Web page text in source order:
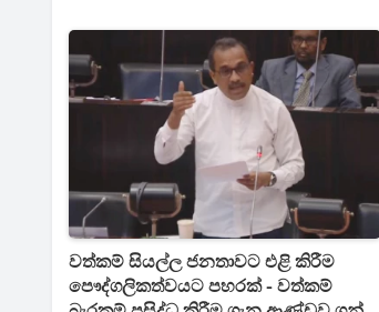
වත්කම් සියල්ල ජනතාවට එළි කිරීම
පෞද්ගලිකත්වයට පහරක් - වත්කම්